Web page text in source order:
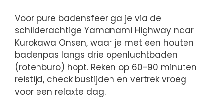
Voor pure badensfeer ga je via de
schilderachtige Yamanami Highway naar
Kurokawa Onsen, waar je met een houten
badenpas langs drie openluchtbaden
(rotenburo) hopt. Reken op 60-90 minuten
reistijd, check bustijden en vertrek vroeg
voor een relaxte dag.